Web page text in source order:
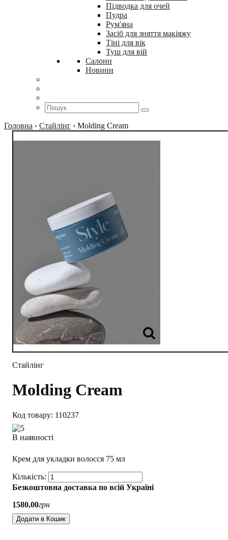
Підводка для очей
Пудра
Рум'яна
Засіб для зняття макіяжу
Тіні для вік
Туш для вій
Салони
Новини
Головна › Стайлінг › Molding Cream
Стайлінг
Molding Cream
110237
В наявності
Крем для укладки волосся 75 мл
Безкоштовна доставка по всій Україні
1580,00грн
Додати в Кошик